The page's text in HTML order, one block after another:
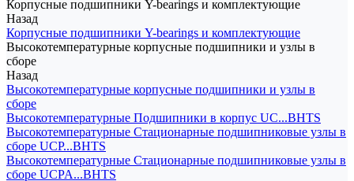
Корпусные подшипники Y-bearings и комплектующие
Назад
Корпусные подшипники Y-bearings и комплектующие
Высокотемпературные корпусные подшипники и узлы в
сборе
Назад
Высокотемпературные корпусные подшипники и узлы в
сборе
Высокотемпературные Подшипники в корпус UC...BHTS
Высокотемпературные Стационарные подшипниковые узлы в
сборе UCP...BHTS
Высокотемпературные Стационарные подшипниковые узлы в
сборе UCPA...BHTS